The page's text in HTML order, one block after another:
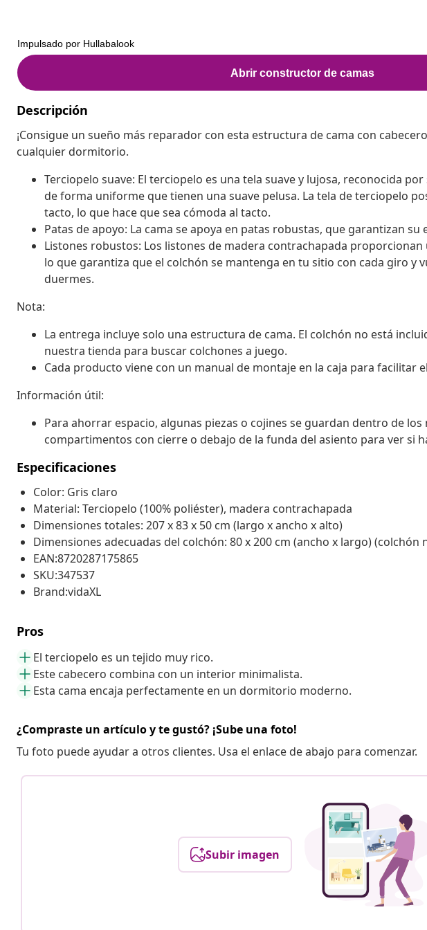
Descripción
¡Consigue un sueño más reparador con esta estructura de cama con
cualquier dormitorio.
Terciopelo suave: El terciopelo es una tela suave y lujosa, reconocida
de forma uniforme que tienen una suave pelusa. La tela de terciopelo
tacto, lo que hace que sea cómoda al tacto.
Patas de apoyo: La cama se apoya en patas robustas, que garantizan
Listones robustos: Los listones de madera contrachapada
lo que garantiza que el colchón se mantenga en tu sitio con cada giro y
duermes.
Nota:
La entrega incluye solo una estructura de cama. El colchón no está
nuestra tienda para buscar colchones a juego.
Cada producto viene con un manual de montaje en la caja para facilitar
Información útil:
Para ahorrar espacio, algunas piezas o cojines se guardan dentro de los
compartimentos con cierre o debajo de la funda del asiento para ver si
Especificaciones
Color: Gris claro
Material: Terciopelo (100% poliéster), madera contrachapada
Dimensiones totales: 207 x 83 x 50 cm (largo x ancho x alto)
Dimensiones adecuadas del colchón: 80 x 200 cm (ancho x largo) (colchón
EAN:8720287175865
SKU:347537
Brand:vidaXL
Pros
El terciopelo es un tejido muy rico.
Este cabecero combina con un interior minimalista.
Esta cama encaja perfectamente en un dormitorio moderno.
¿Compraste un artículo y te gustó? ¡Sube una foto!
Tu foto puede ayudar a otros clientes. Usa el enlace de abajo para comenzar.
Subir imagen